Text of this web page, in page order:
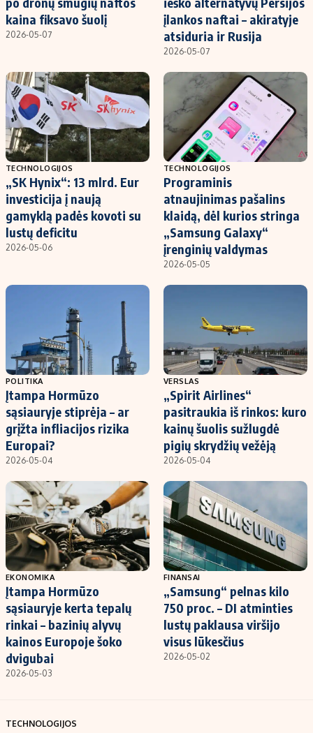
kaina fiksavo šuolį
2026-05-07
įlankos naftai – akiratyje
atsiduria ir Rusija
2026-05-07
TECHNOLOGIJOS
„SK Hynix“: 13 mlrd. Eur
investicija į naują
gamyklą padės kovoti su
lustų deficitu
2026-05-06
TECHNOLOGIJOS
Programinis
atnaujinimas pašalins
klaidą, dėl kurios stringa
„Samsung Galaxy“
įrenginių valdymas
2026-05-05
POLITIKA
Įtampa Hormūzo
sąsiauryje stiprėja – ar
grįžta infliacijos rizika
Europai?
2026-05-04
VERSLAS
„Spirit Airlines“
pasitraukia iš rinkos: kuro
kainų šuolis sužlugdė
pigių skrydžių vežėją
2026-05-04
EKONOMIKA
Įtampa Hormūzo
sąsiauryje kerta tepalų
rinkai – bazinių alyvų
kainos Europoje šoko
dvigubai
2026-05-03
FINANSAI
„Samsung“ pelnas kilo
750 proc. – DI atminties
lustų paklausa viršijo
visus lūkesčius
2026-05-02
TECHNOLOGIJOS